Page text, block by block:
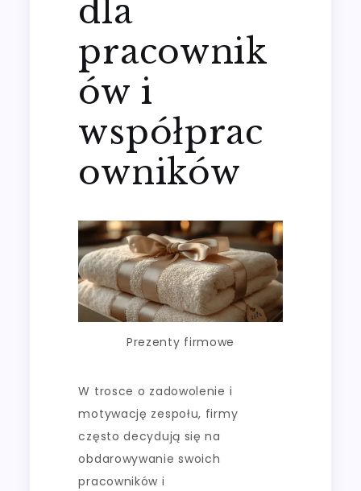
dla
pracownik
ów i
współprac
owników
Prezenty firmowe
W trosce o zadowolenie i
motywację zespołu, firmy
często decydują się na
obdarowywanie swoich
pracowników i